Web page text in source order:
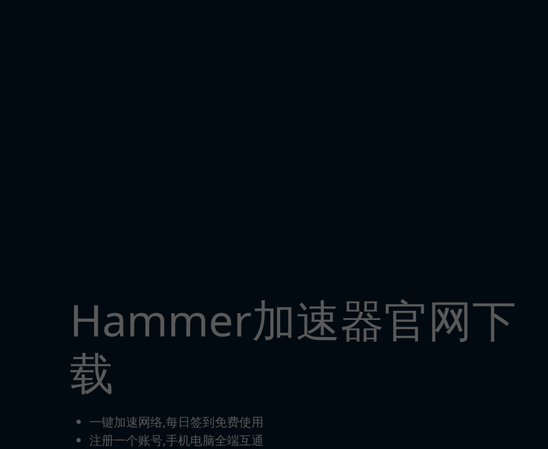
Hammer加速器官网下
载
一键加速网络,每日签到免费使用
注册一个账号,手机电脑全端互通